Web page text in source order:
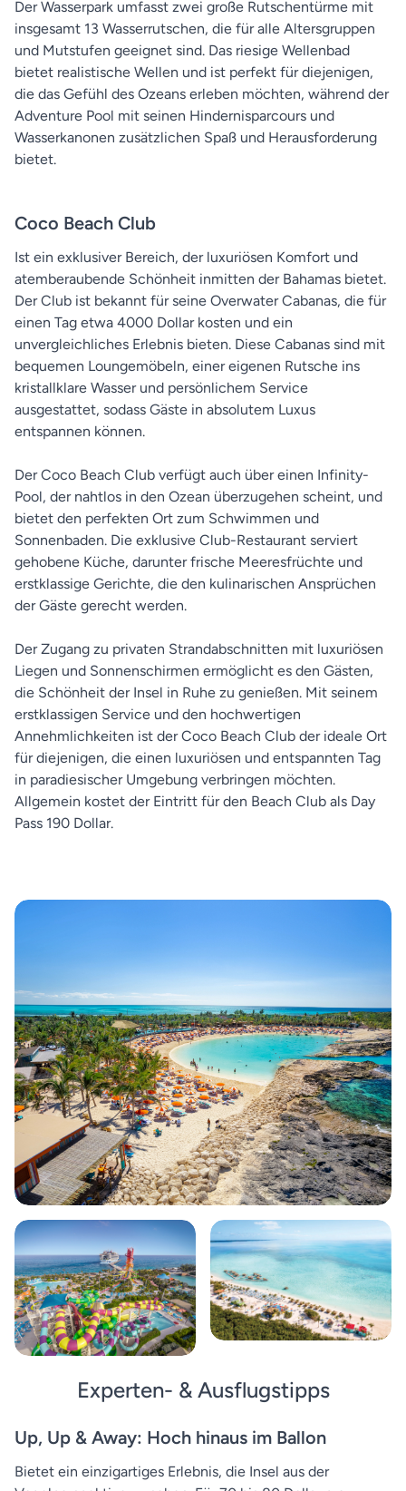
Der Wasserpark umfasst zwei große Rutschentürme mit
insgesamt 13 Wasserrutschen, die für alle Altersgruppen
und Mutstufen geeignet sind. Das riesige Wellenbad
bietet realistische Wellen und ist perfekt für diejenigen,
die das Gefühl des Ozeans erleben möchten, während der
Adventure Pool mit seinen Hindernisparcours und
Wasserkanonen zusätzlichen Spaß und Herausforderung
bietet.
Coco Beach Club
Ist ein exklusiver Bereich, der luxuriösen Komfort und
atemberaubende Schönheit inmitten der Bahamas bietet.
Der Club ist bekannt für seine Overwater Cabanas, die für
einen Tag etwa 4000 Dollar kosten und ein
unvergleichliches Erlebnis bieten. Diese Cabanas sind mit
bequemen Loungemöbeln, einer eigenen Rutsche ins
kristallklare Wasser und persönlichem Service
ausgestattet, sodass Gäste in absolutem Luxus
entspannen können.
Der Coco Beach Club verfügt auch über einen Infinity-
Pool, der nahtlos in den Ozean überzugehen scheint, und
bietet den perfekten Ort zum Schwimmen und
Sonnenbaden. Die exklusive Club-Restaurant serviert
gehobene Küche, darunter frische Meeresfrüchte und
erstklassige Gerichte, die den kulinarischen Ansprüchen
der Gäste gerecht werden.
Der Zugang zu privaten Strandabschnitten mit luxuriösen
Liegen und Sonnenschirmen ermöglicht es den Gästen,
die Schönheit der Insel in Ruhe zu genießen. Mit seinem
erstklassigen Service und den hochwertigen
Annehmlichkeiten ist der Coco Beach Club der ideale Ort
für diejenigen, die einen luxuriösen und entspannten Tag
in paradiesischer Umgebung verbringen möchten.
Allgemein kostet der Eintritt für den Beach Club als Day
Pass 190 Dollar.
Experten- & Ausflugstipps
Up, Up & Away: Hoch hinaus im Ballon
Bietet ein einzigartiges Erlebnis, die Insel aus der